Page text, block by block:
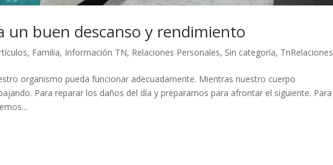
un buen descanso y rendimiento
, Familia, Información TN, Relaciones Personales, Sin categoría, TnRelaciones
organismo pueda funcionar adecuadamente. Mientras nuestro cuerpo
Para reparar los daños del día y prepararnos para afrontar el siguiente. Para